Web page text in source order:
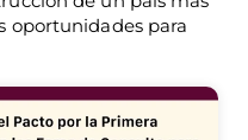
oportunidades para